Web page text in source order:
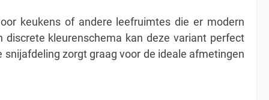
keukens of andere leefruimtes die er modern
kleurenschema kan deze variant perfect
zorgt graag voor de ideale afmetingen